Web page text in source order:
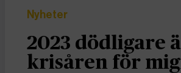
Nyheter
2023 dödligare
krisåren för